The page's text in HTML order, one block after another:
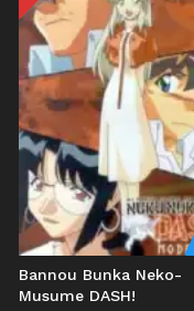
Bannou Bunka Neko-
Musume DASH!